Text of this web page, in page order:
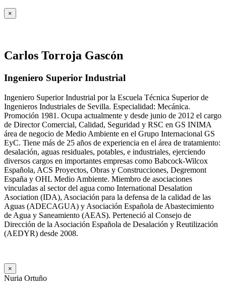
×
Carlos Torroja Gascón
Ingeniero Superior Industrial
Ingeniero Superior Industrial por la Escuela Técnica Superior de
Ingenieros Industriales de Sevilla. Especialidad: Mecánica.
Promoción 1981. Ocupa actualmente y desde junio de 2012 el cargo
de Director Comercial, Calidad, Seguridad y RSC en GS INIMA
área de negocio de Medio Ambiente en el Grupo Internacional GS
EyC. Tiene más de 25 años de experiencia en el área de tratamiento:
desalación, aguas residuales, potables, e industriales, ejerciendo
diversos cargos en importantes empresas como Babcock-Wilcox
Española, ACS Proyectos, Obras y Construcciones, Degremont
España y OHL Medio Ambiente. Miembro de asociaciones
vinculadas al sector del agua como International Desalation
Asociation (IDA), Asociación para la defensa de la calidad de las
Aguas (ADECAGUA) y Asociación Española de Abastecimiento
de Agua y Saneamiento (AEAS). Perteneció al Consejo de
Dirección de la Asociación Española de Desalación y Reutilización
(AEDYR) desde 2008.
×
Nuria Ortuño